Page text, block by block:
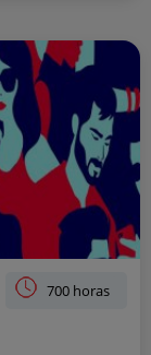
700 horas